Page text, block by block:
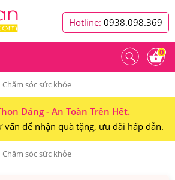
Hotline: 0938.098.369
0
Chăm sóc sức khỏe
Dáng - An Toàn Trên Hết.
vấn để nhận quà tặng, ưu đãi hấp dẫn.
Chăm sóc sức khỏe